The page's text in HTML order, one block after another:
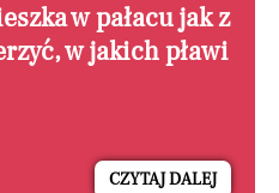
w pałacu jak z
w jakich pławi
CZYTAJ DALEJ